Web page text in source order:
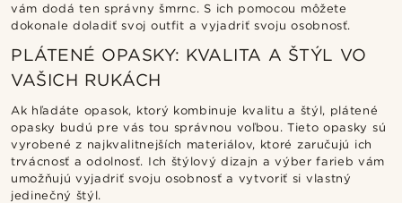
vám dodá ten správny šmrnc. S ich pomocou môžete
dokonale doladiť svoj outfit a vyjadriť svoju osobnosť.
PLÁTENÉ OPASKY: KVALITA A ŠTÝL VO
VAŠICH RUKÁCH
Ak hľadáte opasok, ktorý kombinuje kvalitu a štýl, plátené
opasky budú pre vás tou správnou voľbou. Tieto opasky sú
vyrobené z najkvalitnejších materiálov, ktoré zaručujú ich
trvácnosť a odolnosť. Ich štýlový dizajn a výber farieb vám
umožňujú vyjadriť svoju osobnosť a vytvoriť si vlastný
jedinečný štýl.